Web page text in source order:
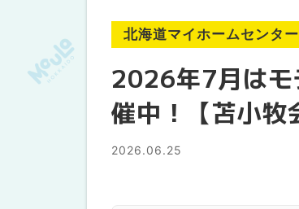
北海道マイホームセンター
2026年7月はモ
催中！【苫小牧
2026.06.25